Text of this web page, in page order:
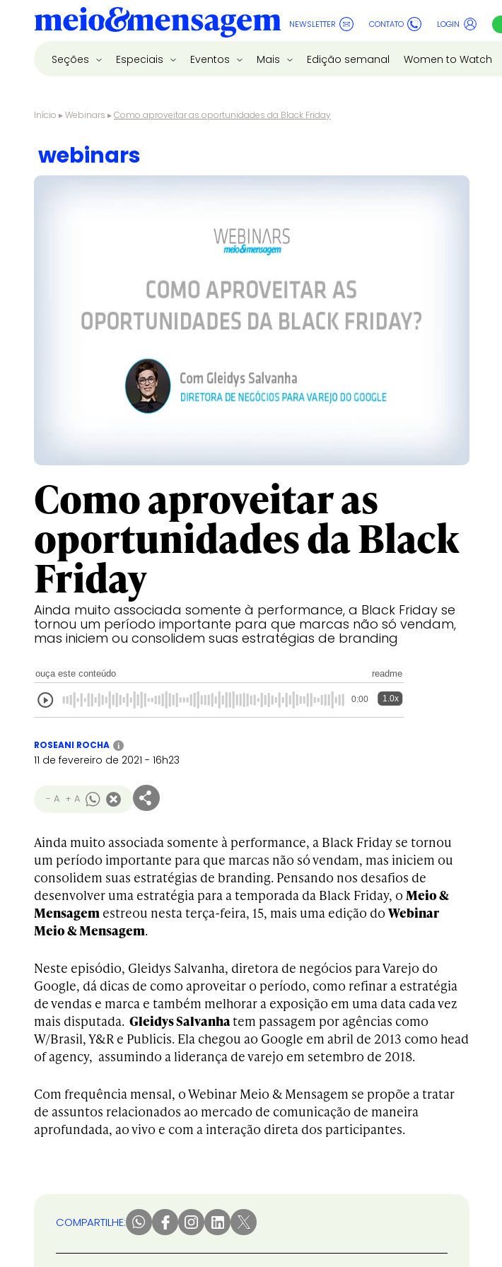
NEWSLETTER CONTATO LOGIN
Seções Especiais Eventos Mais Edição semanal Women to Watch
Início ▸Webinars ▸Como aproveitar as oportunidades da Black Friday
webinars
Como aproveitar as
oportunidades da Black
Friday
Ainda muito associada somente à performance, a Black Friday se
tornou um período importante para que marcas não só vendam,
mas iniciem ou consolidem suas estratégias de branding
ouça este conteúdo readme
0:00 1.0x
ROSEANI ROCHA i
11 de fevereiro de 2021 - 16h23
- A + A
Ainda muito associada somente à performance, a Black Friday se tornou
um período importante para que marcas não só vendam, mas iniciem ou
consolidem suas estratégias de branding. Pensando nos desafios de
desenvolver uma estratégia para a temporada da Black Friday, o Meio &
Mensagem estreou nesta terça-feira, 15, mais uma edição do Webinar
Meio & Mensagem.
Neste episódio, Gleidys Salvanha, diretora de negócios para Varejo do
Google, dá dicas de como aproveitar o período, como refinar a estratégia
de vendas e marca e também melhorar a exposição em uma data cada vez
mais disputada. Gleidys Salvanhatem passagem por agências como
W/Brasil, Y&R e Publicis. Ela chegou ao Google em abril de 2013 como head
of agency, assumindo a liderança de varejo em setembro de 2018.
Com frequência mensal, o Webinar Meio & Mensagem se propõe a tratar
de assuntos relacionados ao mercado de comunicação de maneira
aprofundada, ao vivo e com a interação direta dos participantes.
COMPARTILHE: